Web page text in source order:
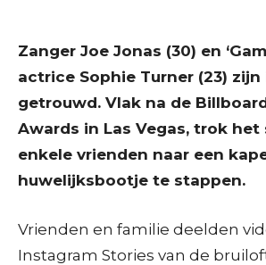
Zanger Joe Jonas (30) en
actrice Sophie Turner (23)
getrouwd. Vlak na de
Awards in Las Vegas, trok
enkele vrienden naar een
huwelijksbootje te stappen.
Vrienden en familie deelden
Instagram Stories van de